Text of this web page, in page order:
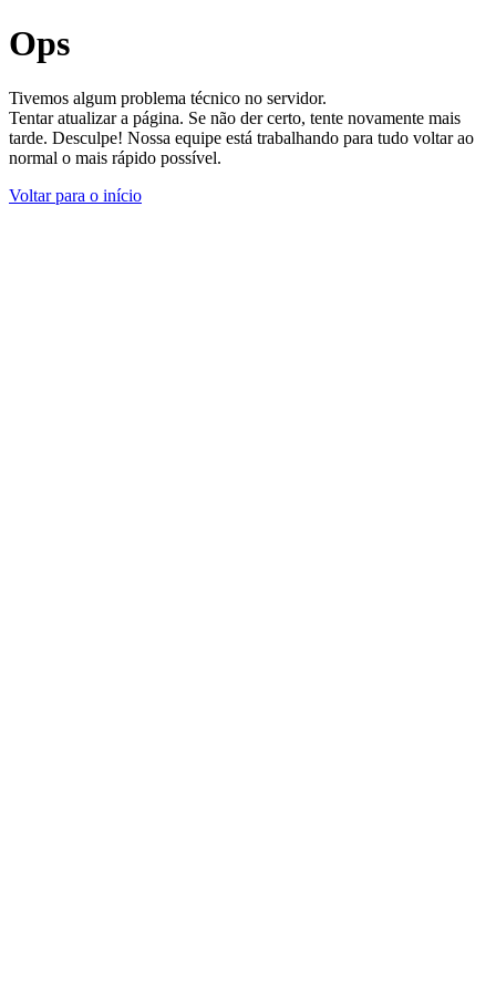
Ops
Tivemos algum problema técnico no servidor.
Tentar atualizar a página. Se não der certo, tente novamente mais
tarde. Desculpe! Nossa equipe está trabalhando para tudo voltar ao
normal o mais rápido possível.
Voltar para o início